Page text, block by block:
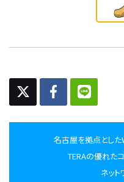
名古屋を拠点とし
TERAの優れた
ネッ